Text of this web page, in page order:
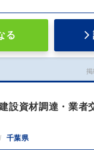
る
掲
設資材調達・業者
千葉県